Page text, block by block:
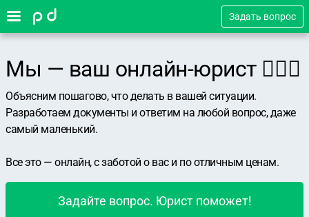
Задать вопрос
Мы — ваш онлайн-юрист 👨🏻‍⚖️
Объясним пошагово, что делать в вашей ситуации.
Разработаем документы и ответим на любой вопрос, даже
самый маленький.
Все это — онлайн, с заботой о вас и по отличным ценам.
Задайте вопрос. Юрист поможет!